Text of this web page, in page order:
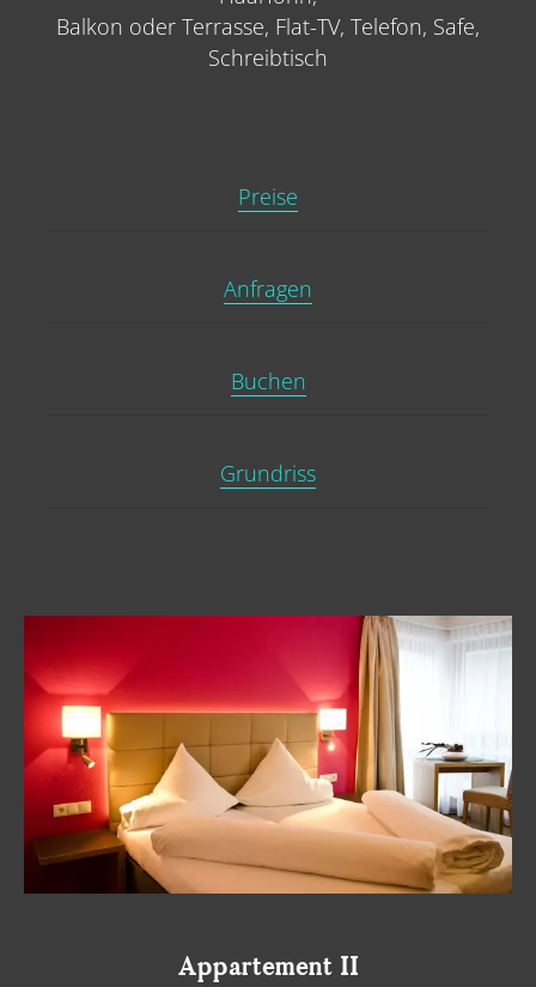
Balkon oder Terrasse, Flat-TV, Telefon, Safe,
Schreibtisch
Preise
Anfragen
Buchen
Grundriss
Appartement II